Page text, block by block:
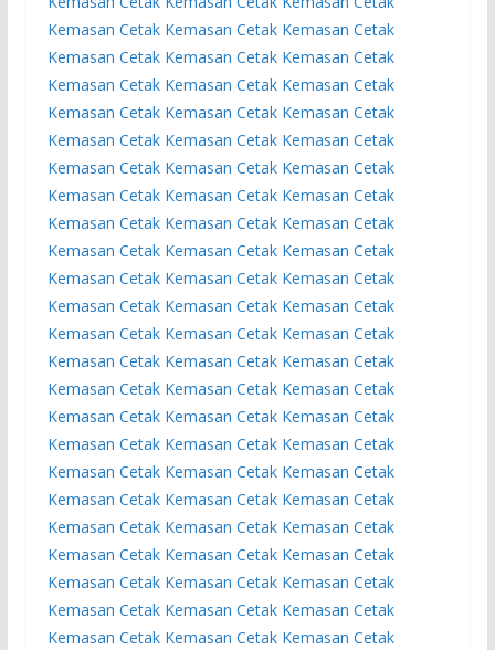
Kemasan Cetak Kemasan Cetak Kemasan Cetak
Kemasan Cetak Kemasan Cetak Kemasan Cetak
Kemasan Cetak Kemasan Cetak Kemasan Cetak
Kemasan Cetak Kemasan Cetak Kemasan Cetak
Kemasan Cetak Kemasan Cetak Kemasan Cetak
Kemasan Cetak Kemasan Cetak Kemasan Cetak
Kemasan Cetak Kemasan Cetak Kemasan Cetak
Kemasan Cetak Kemasan Cetak Kemasan Cetak
Kemasan Cetak Kemasan Cetak Kemasan Cetak
Kemasan Cetak Kemasan Cetak Kemasan Cetak
Kemasan Cetak Kemasan Cetak Kemasan Cetak
Kemasan Cetak Kemasan Cetak Kemasan Cetak
Kemasan Cetak Kemasan Cetak Kemasan Cetak
Kemasan Cetak Kemasan Cetak Kemasan Cetak
Kemasan Cetak Kemasan Cetak Kemasan Cetak
Kemasan Cetak Kemasan Cetak Kemasan Cetak
Kemasan Cetak Kemasan Cetak Kemasan Cetak
Kemasan Cetak Kemasan Cetak Kemasan Cetak
Kemasan Cetak Kemasan Cetak Kemasan Cetak
Kemasan Cetak Kemasan Cetak Kemasan Cetak
Kemasan Cetak Kemasan Cetak Kemasan Cetak
Kemasan Cetak Kemasan Cetak Kemasan Cetak
Kemasan Cetak Kemasan Cetak Kemasan Cetak